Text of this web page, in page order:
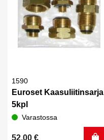
1590
Euroset Kaasuliitinsarja
5kpl
Varastossa
52,00 €